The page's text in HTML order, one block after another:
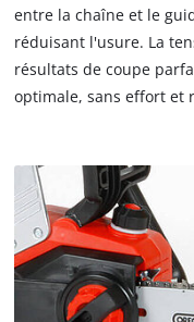
entre la chaîne et le
réduisant l'usure. La
résultats de coupe
optimale, sans effort et